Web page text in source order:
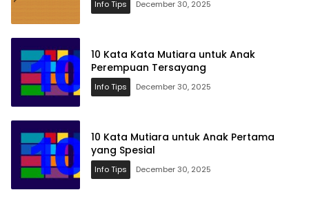
Info Tips December 30, 2025
10 Kata Kata Mutiara untuk Anak
Perempuan Tersayang
Info Tips December 30, 2025
10 Kata Mutiara untuk Anak Pertama
yang Spesial
Info Tips December 30, 2025